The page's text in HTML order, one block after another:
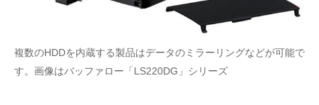
複数のHDDを内蔵する製品はデータのミラーリングなどが可能で
す。画像はバッファロー「LS220DG」シリーズ